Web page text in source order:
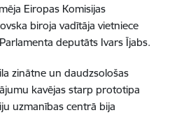
Eiropas Komisijas
biroja vadītāja vietniece
deputāts Ivars Ījabs.
zinātne un daudzsološas
kavējas starp prototipa
uzmanības centrā bija